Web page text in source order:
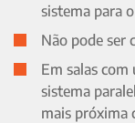
sistema para
Não pode ser
Em salas
sistema
mais próxima